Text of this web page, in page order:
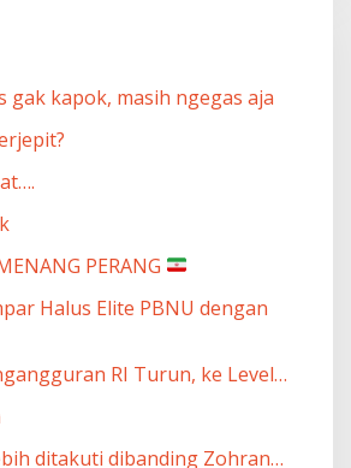
gak kapok, masih ngegas aja
PERANG
Halus Elite PBNU dengan
RI Turun, ke Level…
ditakuti dibanding Zohran…